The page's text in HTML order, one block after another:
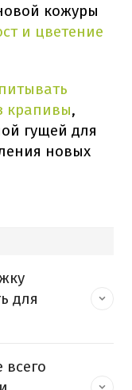
кожуры
и цветение
крапивы,
гущей для
новых
для